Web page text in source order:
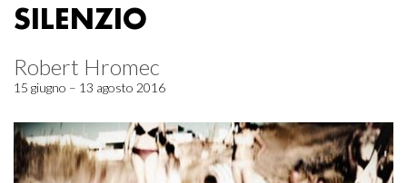
SILENZIO
Robert Hromec
15 giugno – 13 agosto 2016